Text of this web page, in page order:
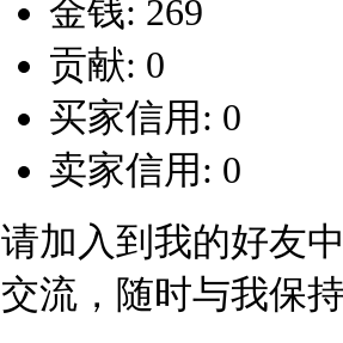
金钱: 269
贡献: 0
买家信用: 0
卖家信用: 0
请加入到我的好友
交流，随时与我保